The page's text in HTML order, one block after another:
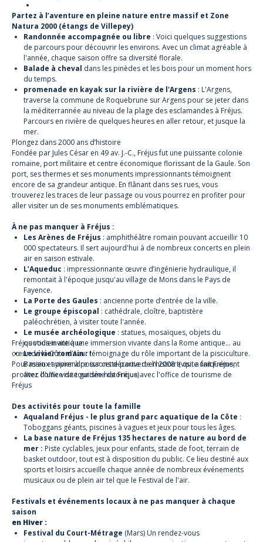
Partez à l’aventure en pleine nature entre massif et Zone
Natura 2000 (étangs de Villepey)
Randonnée accompagnée ou libre : Voici quelques suggestions
de parcours pour découvrir les environs. Avec un climat agréable à
l'année, chaque saison offre sa diversité florale.
Balade à cheval dans les pinèdes et les bois pour un moment hors
du temps.
promenade en kayak sur la rivière de l'Argens : L'Argens,
traverse la commune de Roquebrune sur Argens pour se jeter dans
la méditerrannée au niveau de la plage des esclamandes à Fréjus.
Parcours en rivière de quelques heures en aller retour, et jusque la
mer.
Plongez dans 2000 ans d’histoire
Fondée par Jules César en 49 av. J.-C., Fréjus fut une puissante colonie
romaine, port militaire et centre économique florissant de la Gaule. Son
port, ses thermes et ses monuments impressionnants témoignent
encore de sa grandeur antique. En flânant dans ses rues, vous
trouverez les traces de leur passage ou vous pourrez en profiter pour
aller visiter un de ses monuments emblématiques.
À ne pas manquer à Fréjus :
Les Arènes de Fréjus : amphithéâtre romain pouvant accueillir 10
000 spectateurs. Il sert aujourd'hui à de nombreux concerts en plein
air en saison estivale.
L’Aqueduc : impressionnante œuvre d’ingénierie hydraulique, il
remontait à l'époque jusqu'au village de Mons dans le Pays de
Fayence.
La Porte des Gaules : ancienne porte d’entrée de la ville.
Le groupe épiscopal : cathédrale, cloître, baptistère
paléochrétien, à visiter toute l'année.
Le musée archéologique : statues, mosaïques, objets du
quotidien antique.
Le vivier romain: témoignage du rôle important de la pisciculture.
Bassin et vivier à poissons découvert en 2008 !(visite uniquement
avec l'office de tourisme de Fréjus)
Fréjus vous invite à une immersion vivante dans la Rome antique… au
cœur de la Côte d’Azur !
Pour mieux apprendre sur cette partie de l'histoire qui a fait Fréjus,
profitez d'une visite guidée historique avec l'office de tourisme de
Fréjus
Des activités pour toute la famille
Aqualand Fréjus - le plus grand parc aquatique de la Côte :
Toboggans géants, piscines à vagues et jeux pour tous les âges.
La base nature de Fréjus 135 hectares de nature au bord de
mer : Piste cyclables, jeux pour enfants, stade de foot, terrain de
basket outdoor, tout est à disposition du public. Ce lieu destiné aux
sports et loisirs accueille chaque année de nombreux événements
musicaux ou de plein air tel que le Festival de l'air.
Festivals et événements locaux à ne pas manquer à chaque
saison
en Hiver :
Festival du Court-Métrage (Mars) Un rendez-vous